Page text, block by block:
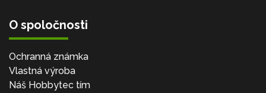
O spoločnosti
Ochranná známka
Vlastná výroba
Náš Hobbytec tím